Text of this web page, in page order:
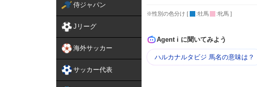
侍ジャパン
Jリーグ
海外サッカー
サッカー代表
※性別の色分け [ :牡馬 :牝馬 ]
Agent i に聞いてみよう
ハルカナルタビジ 馬名の意味は？